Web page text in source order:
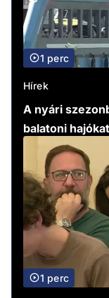
1 perc
Hírek
A nyári
balatoni hajókat
1 perc